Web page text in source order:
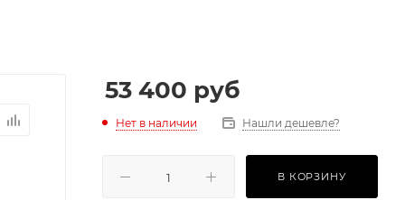
53 400 руб
Нет в наличии Нашли дешевле?
В КОРЗИНУ